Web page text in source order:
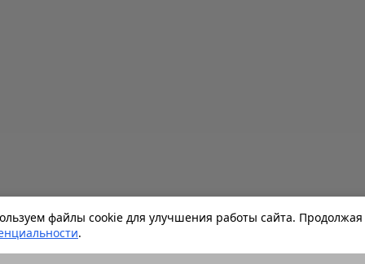
файлы cookie для улучшения работы сайта.
.